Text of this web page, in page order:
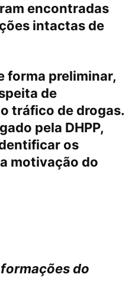
encontradas
intactas de
forma preliminar,
de
tráfico de drogas.
pela DHPP,
os
motivação do
do